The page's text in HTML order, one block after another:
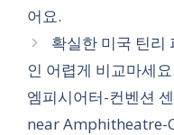
어요.
확실한 미국 틴리
인 어렵게 비교마세
엠피시어터-컨벤션
near Amphitheatre-